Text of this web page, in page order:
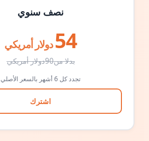
نصف سنوي
54 دولار أمريكي
بدلا من90دولار أمريكي
تجدد كل 6 أشهر بالسعر الأصلي
اشترك